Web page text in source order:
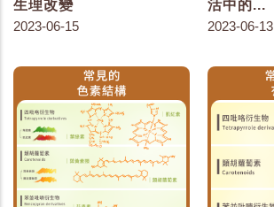
生理改變
2023-06-15
活中的...
2023-06-13